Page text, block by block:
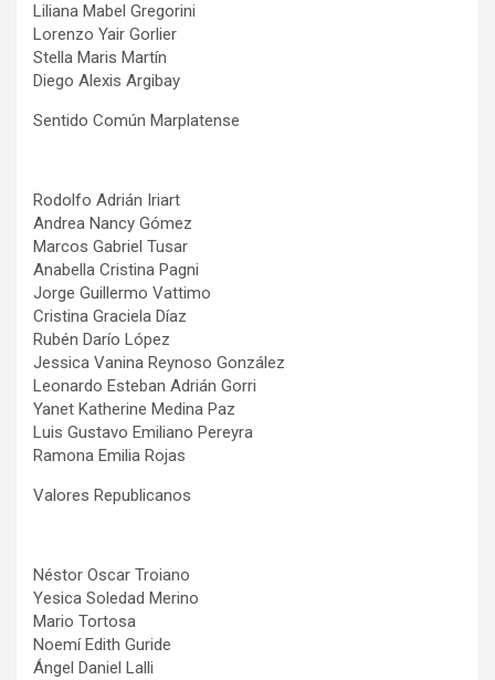
Liliana Mabel Gregorini
Lorenzo Yair Gorlier
Stella Maris Martín
Diego Alexis Argibay
Sentido Común Marplatense
Rodolfo Adrián Iriart
Andrea Nancy Gómez
Marcos Gabriel Tusar
Anabella Cristina Pagni
Jorge Guillermo Vattimo
Cristina Graciela Díaz
Rubén Darío López
Jessica Vanina Reynoso González
Leonardo Esteban Adrián Gorri
Yanet Katherine Medina Paz
Luis Gustavo Emiliano Pereyra
Ramona Emilia Rojas
Valores Republicanos
Néstor Oscar Troiano
Yesica Soledad Merino
Mario Tortosa
Noemí Edith Guride
Ángel Daniel Lalli